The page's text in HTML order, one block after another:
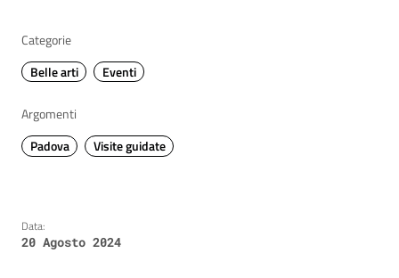
Categorie
Belle arti
Eventi
Argomenti
Padova
Visite guidate
Data:
20 Agosto 2024